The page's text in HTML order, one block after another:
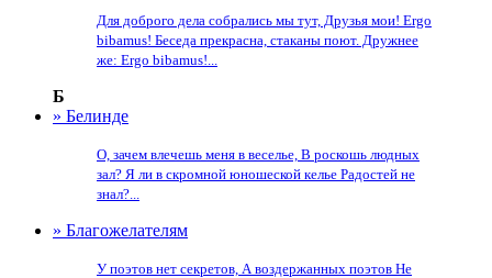
Для доброго дела собрались мы тут, Друзья мои! Ergo
bibamus! Беседа прекрасна, стаканы поют. Дружнее
же: Ergo bibamus!...
Б
» Белинде
О, зачем влечешь меня в веселье, В роскошь людных
зал? Я ли в скромной юношеской келье Радостей не
знал?...
» Благожелателям
У поэтов нет секретов, А воздержанных поэтов Не